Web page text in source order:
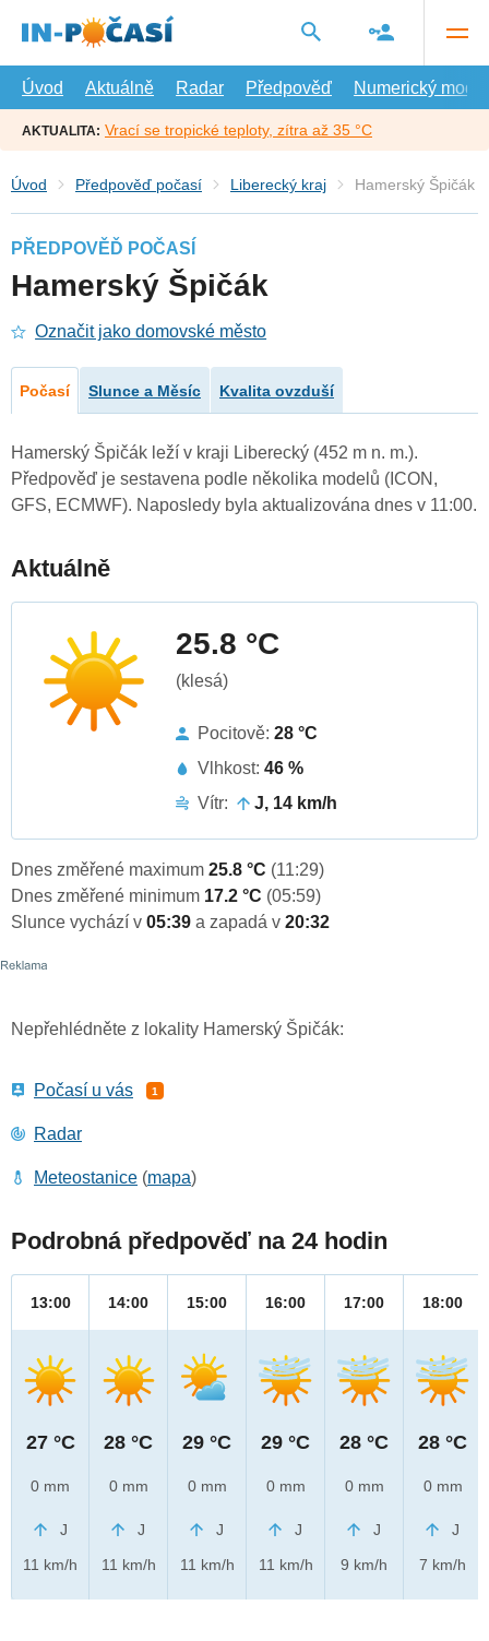
hlavní
Úvod
Aktuálně Radar Předpověď Numerický model
AKTUALITA: Vrací se tropické teploty, zítra až 35 °C
Úvod Předpověď počasí Liberecký kraj Hamerský Špičák
PŘEDPOVĚĎ POČASÍ
Hamerský Špičák
Označit jako domovské město
Počasí Slunce a Měsíc Kvalita ovzduší
Hamerský Špičák leží v kraji Liberecký (452 m n. m.).
Předpověď je sestavena podle několika modelů (ICON,
GFS, ECMWF). Naposledy byla aktualizována dnes v 11:00.
Aktuálně
25.8 °C
(klesá)
Pocitově: 28 °C
Vlhkost: 46 %
Vítr:
J, 14 km/h
Dnes změřené maximum 25.8 °C (11:29)
Dnes změřené minimum 17.2 °C (05:59)
Slunce vychází v 05:39 a zapadá v 20:32
Nepřehlédněte z lokality Hamerský Špičák:
Počasí u vás 1
Radar
Meteostanice (mapa)
Podrobná předpověď na 24 hodin
13:00
27 °C
0 mm
J
11 km/h
14:00
28 °C
0 mm
J
11 km/h
15:00
29 °C
0 mm
J
11 km/h
16:00
29 °C
0 mm
J
11 km/h
17:00
28 °C
0 mm
J
9 km/h
18:00
28 °C
0 mm
J
7 km/h